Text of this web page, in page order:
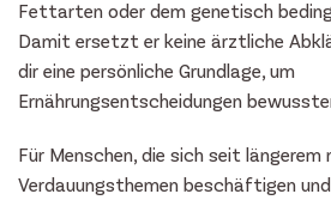
Fettarten oder dem genetisch
Damit ersetzt er keine ärztliche
dir eine persönliche Grundlage, um
Ernährungsentscheidungen
Für Menschen, die sich seit längerem
Verdauungsthemen beschäftigen